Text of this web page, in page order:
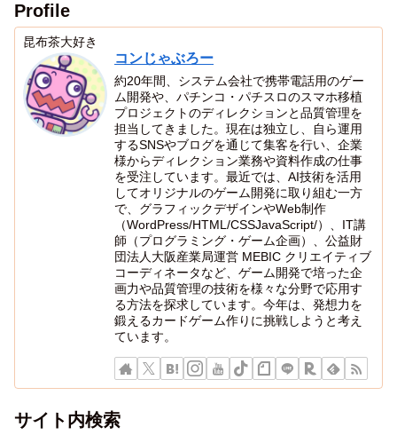
Profile
昆布茶大好き
コンじゃぶろー
約20年間、システム会社で携帯電話用のゲー
ム開発や、パチンコ・パチスロのスマホ移植
プロジェクトのディレクションと品質管理を
担当してきました。現在は独立し、自ら運用
するSNSやブログを通じて集客を行い、企業
様からディレクション業務や資料作成の仕事
を受注しています。最近では、AI技術を活用
してオリジナルのゲーム開発に取り組む一方
で、グラフィックデザインやWeb制作
（WordPress/HTML/CSSJavaScript/）、IT講
師（プログラミング・ゲーム企画）、公益財
団法人大阪産業局運営 MEBIC クリエイティブ
コーディネータなど、ゲーム開発で培った企
画力や品質管理の技術を様々な分野で応用す
る方法を探求しています。今年は、発想力を
鍛えるカードゲーム作りに挑戦しようと考え
ています。
サイト内検索